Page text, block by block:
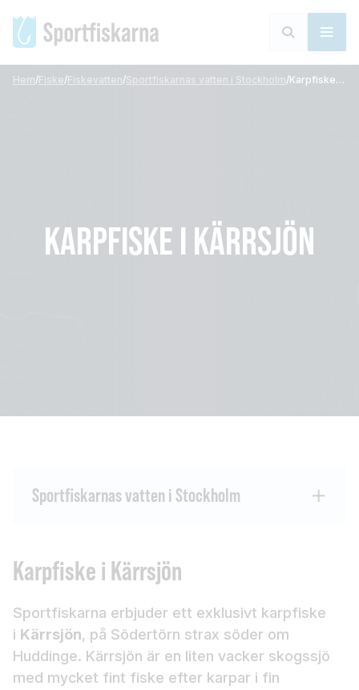
Hem/Fiske/Fiskevatten/Sportfiskarnas vatten i Stockholm/ Karpfiske i Kärrsjön
KARPFISKE I KÄRRSJÖN
Sportfiskarnas vatten i Stockholm
Karpfiske i Kärrsjön
Sportfiskarna erbjuder ett exklusivt karpfiske
i Kärrsjön, på Södertörn strax söder om
Huddinge. Kärrsjön är en liten vacker skogssjö
med mycket fint fiske efter karpar i fin